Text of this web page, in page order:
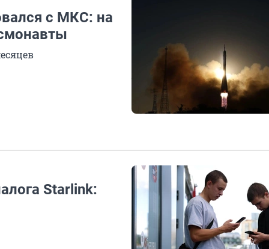
с МКС: на
Starlink: